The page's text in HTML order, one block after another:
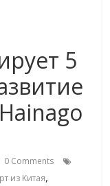
5
0 Comments
из Китая,